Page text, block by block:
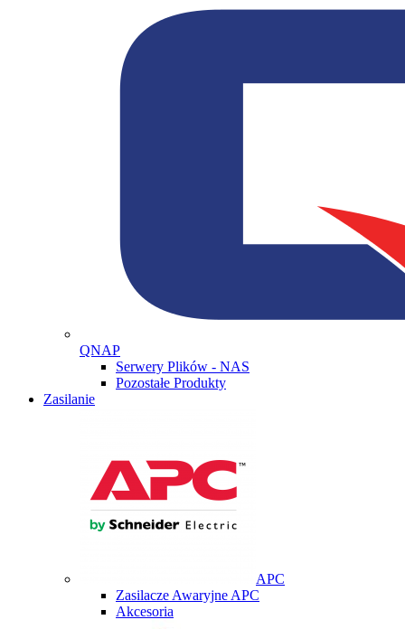
QNAP
Serwery Plików - NAS
Pozostałe Produkty
Zasilanie
APC
Zasilacze Awaryjne APC
Akcesoria